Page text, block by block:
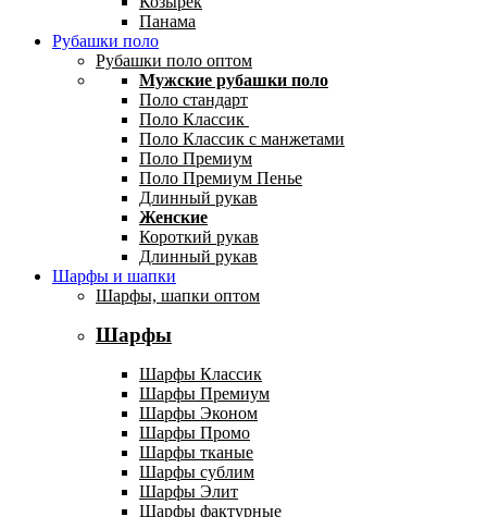
Панама
Рубашки поло
Рубашки поло оптом
Мужские рубашки поло
Поло стандарт
Поло Классик
Поло Классик с манжетами
Поло Премиум
Поло Премиум Пенье
Длинный рукав
Женские
Короткий рукав
Длинный рукав
Шарфы и шапки
Шарфы, шапки оптом
Шарфы
Шарфы Классик
Шарфы Премиум
Шарфы Эконом
Шарфы Промо
Шарфы тканые
Шарфы сублим
Шарфы Элит
Шарфы фактурные